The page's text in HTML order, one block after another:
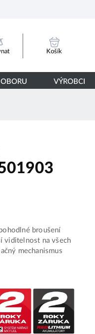
Košík
OBORU VÝROBCI
broušení
viditelnost na všech
mechanismus